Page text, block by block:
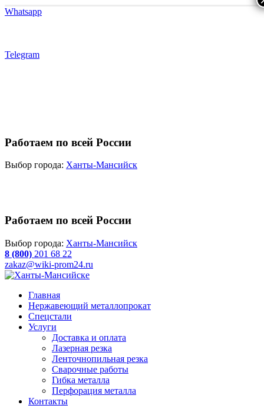
Whatsapp
Telegram
Работаем по всей России
Выбор города: Ханты-Мансийск
Работаем по всей России
Выбор города: Ханты-Мансийск
8 (800) 201 68 22
zakaz@wiki-prom24.ru
Главная
Нержавеющий металлопрокат
Спецстали
Услуги
Доставка и оплата
Лазерная резка
Ленточнопильная резка
Сварочные работы
Гибка металла
Перфорация металла
Контакты